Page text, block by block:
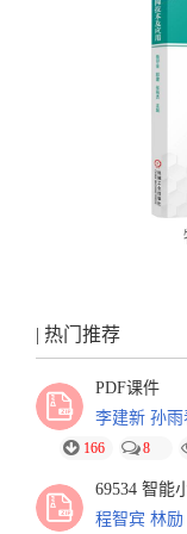
| 热门推荐
PDF课件
李建新 孙
166 8
69534 智能
程智宾 林